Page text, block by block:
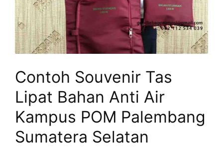
Contoh Souvenir Tas
Lipat Bahan Anti Air
Kampus POM Palembang
Sumatera Selatan